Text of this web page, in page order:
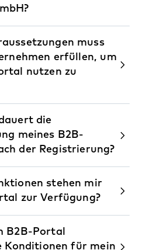
muss
erfüllen, um
nutzen zu
die
meines B2B-
der Registrierung?
stehen mir
zur Verfügung?
B2B-Portal
Konditionen für mein